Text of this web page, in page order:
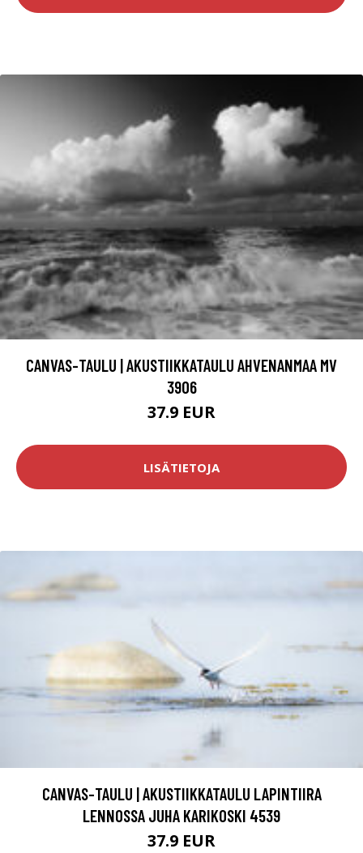
CANVAS-TAULU | AKUSTIIKKATAULU AHVENANMAA MV
3906
37.9 EUR
LISÄTIETOJA
CANVAS-TAULU | AKUSTIIKKATAULU LAPINTIIRA
LENNOSSA JUHA KARIKOSKI 4539
37.9 EUR